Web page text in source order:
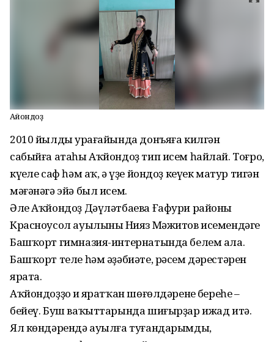
Аҡйондоҙ
2010 йылдың ура­­ға­­йында донъя­ға килгән
сабыйға атаһы Аҡйондоҙ тип исем һайлай. Тоғро,
күңеле саф һәм аҡ, ә үҙе йондоҙ кеүек матур тигән
мә­ғәнәгә эйә был исем.
Әле Аҡйондоҙ Дәү­ләт­баева Ғафури районы
Красноусол ауылының Нияз Мәжитов исемендәге
Башҡорт гимназия-интернатында белем ала.
Башҡорт теле һәм әҙәбиәте, рәсем дәрестәрен
ярата.
Аҡйондоҙҙоң иң яратҡан шөғөлдәренең береһе –
бейеү. Буш ваҡыттарында шиғырҙар ижад итә.
Ял көндәрендә ауылға туғандарымды,